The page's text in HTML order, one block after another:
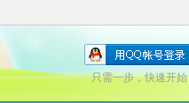
只需一步，快速开始